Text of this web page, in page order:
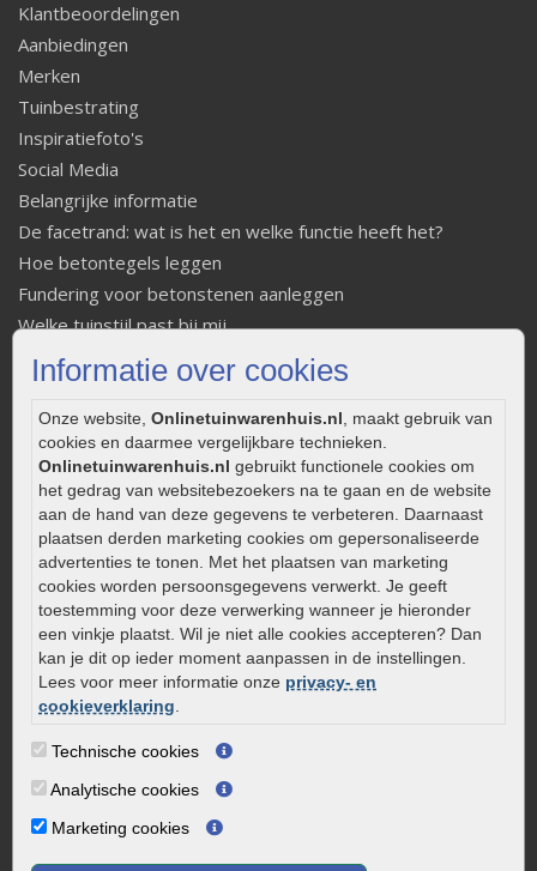
Informatie over cookies
Onze website, Onlinetuinwarenhuis.nl, maakt gebruik van
cookies en daarmee vergelijkbare technieken.
Onlinetuinwarenhuis.nl gebruikt functionele cookies om
het gedrag van websitebezoekers na te gaan en de website
aan de hand van deze gegevens te verbeteren. Daarnaast
plaatsen derden marketing cookies om gepersonaliseerde
advertenties te tonen. Met het plaatsen van marketing
cookies worden persoonsgegevens verwerkt. Je geeft
toestemming voor deze verwerking wanneer je hieronder
een vinkje plaatst. Wil je niet alle cookies accepteren? Dan
kan je dit op ieder moment aanpassen in de instellingen.
Lees voor meer informatie onze privacy- en
cookieverklaring.
Technische cookies
Analytische cookies
Marketing cookies
Klantbeoordelingen
Aanbiedingen
Merken
Tuinbestrating
Inspiratiefoto's
Social Media
Belangrijke informatie
De facetrand: wat is het en welke functie heeft het?
Hoe betontegels leggen
Fundering voor betonstenen aanleggen
Welke tuinstijl past bij mij
Strakke tuin inrichten
Legverbanden gebakken bestrating
Onderhoud van gebakken bestrating
Aanlegtips voor gebakken bestrating
Zelf een terras aanleggen
Kleine stadstuin inrichten
0320 – 219170
Kaapstanderweg 41
8243 RB Lelystad
info@onlinetuinwarenhuis.nl
Routebeschrijving
Openingstijden
Maandag
Dinsdag
Woensdag